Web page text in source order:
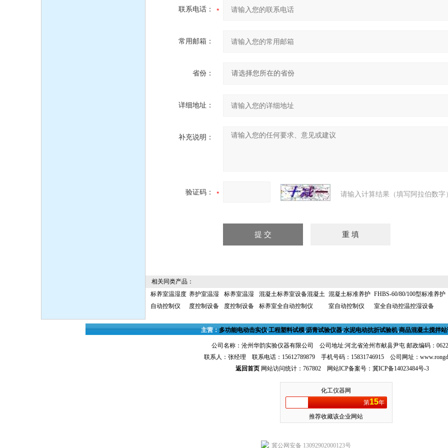
联系电话：
常用邮箱：
省份：
详细地址：
补充说明：
验证码： 请输入计算结果（填写阿拉伯数字
相关同类产品：
标养室温湿度
自动控制仪
养护室温湿
度控制设备
标养室温湿
度控制设备
混凝土标养室设备混凝土
标养室全自动控制仪
混凝土标准养护
室自动控制仪
FHBS-60/80/100型标准养护
室全自动控温控湿设备
主营：多功能电动击实仪,工程塑料试模,沥青试验仪器,水泥电动抗折试验机,商品混凝土搅拌
公司名称：沧州华韵实验仪器有限公司 公司地址:河北省沧州市献县尹屯 邮政编码：
联系人：张经理 联系电话：15612789879 手机号码：15831746915 公司网址：
返回首页 网站访问统计：767802 网站ICP备案号： 冀ICP备14023484号-3
化工仪器网
第15年
推荐收藏该企业网站
冀公网安备 13092902000123号